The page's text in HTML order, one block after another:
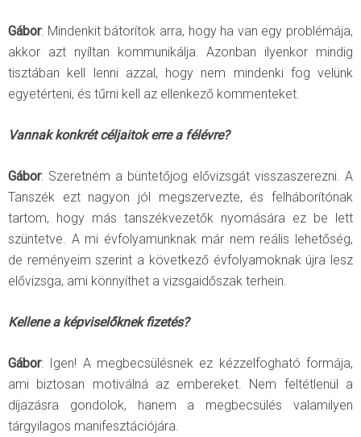
Gábor: Mindenkit bátorítok arra, hogy ha van egy problémája,
akkor azt nyíltan kommunikálja. Azonban ilyenkor mindig
tisztában kell lenni azzal, hogy nem mindenki fog velünk
egyetérteni, és tűrni kell az ellenkező kommenteket.
Vannak konkrét céljaitok erre a félévre?
Gábor: Szeretném a büntetőjog elővizsgát visszaszerezni. A
Tanszék ezt nagyon jól megszervezte, és felháborítónak
tartom, hogy más tanszékvezetők nyomására ez be lett
szüntetve. A mi évfolyamunknak már nem reális lehetőség,
de reményeim szerint a következő évfolyamoknak újra lesz
elővizsga, ami könnyíthet a vizsgaidőszak terhein.
Kellene a képviselőknek fizetés?
Gábor: Igen! A megbecsülésnek ez kézzelfogható formája,
ami biztosan motiválná az embereket. Nem feltétlenül a
díjazásra gondolok, hanem a megbecsülés valamilyen
tárgyilagos manifesztációjára.